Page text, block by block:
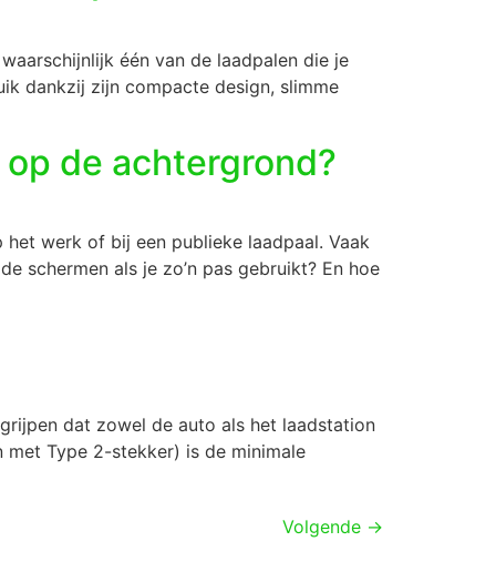
één van de laadpalen die je
dankzij zijn compacte design, slimme
de achtergrond?
werk of bij een publieke laadpaal. Vaak
schermen als je zo’n pas gebruikt? En hoe
dat zowel de auto als het laadstation
met Type 2-stekker) is de minimale
Volgende →